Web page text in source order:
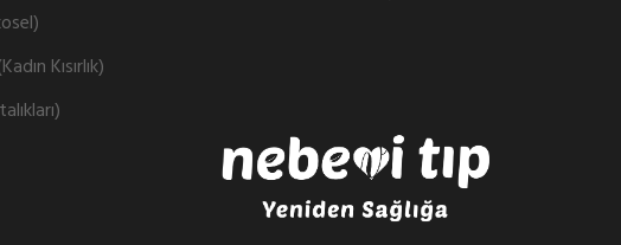
Kısırlık)